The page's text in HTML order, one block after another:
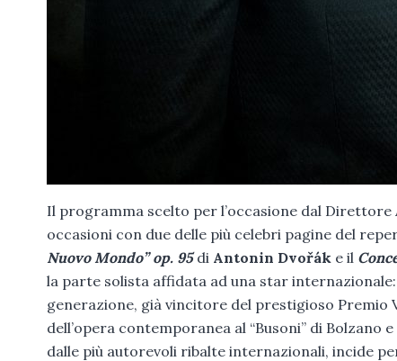
Il programma scelto per l’occasione dal Direttore
occasioni con due delle più celebri pagine del
Nuovo Mondo” op. 95di Antonin Dvořák e il
la parte solista affidata ad una star internazionale:
generazione, già vincitore del prestigioso Premio
dell’opera contemporanea al “Busoni” di
dalle più autorevoli ribalte internazionali, incide